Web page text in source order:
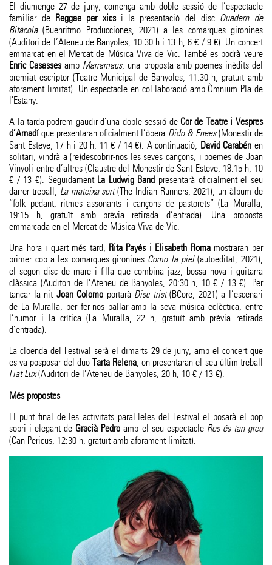
El diumenge 27 de juny, comença amb doble sessió de l’espectacle
familiar de Reggae per xicsi la presentació del disc Quadern de
Bitàcola(Buenritmo Producciones, 2021) a les comarques gironines
(Auditori de l’Ateneu de Banyoles, 10:30 h i 13 h, 6 € / 9 €). Un concert
emmarcat en el Mercat de Música Viva de Vic. També es podrà veure
Enric Casassesamb Marramaus, una proposta amb poemes inèdits del
premiat escriptor (Teatre Municipal de Banyoles, 11:30 h, gratuït amb
aforament limitat). Un espectacle en col·laboració amb Òmnium Pla de
l'Estany.
A la tarda podrem gaudir d’una doble sessió de Cor de Teatre i Vespres
d’Arnadíque presentaran oficialment l’òpera Dido & Enees(Monestir de
Sant Esteve, 17 h i 20 h, 11 € / 14 €). A continuació, David Carabén en
solitari, vindrà a (re)descobrir-nos les seves cançons, i poemes de Joan
Vinyoli entre d’altres (Claustre del Monestir de Sant Esteve, 18:15 h, 10
€ / 13 €). Seguidament La Ludwig Band presentarà oficialment el seu
darrer treball, La mateixa sort(The Indian Runners, 2021), un àlbum de
“folk pedant, ritmes assonants i cançons de pastorets” (La Muralla,
19:15 h, gratuït amb prèvia retirada d’entrada). Una proposta
emmarcada en el Mercat de Música Viva de Vic.
Una hora i quart més tard, Rita Payés i Elisabeth Romamostraran per
primer cop a les comarques gironines Como la piel(autoeditat, 2021),
el segon disc de mare i filla que combina jazz, bossa nova i guitarra
clàssica (Auditori de l’Ateneu de Banyoles, 20:30 h, 10 € / 13 €). Per
tancar la nit Joan Colomo portarà Disc trist(BCore, 2021) a l’escenari
de La Muralla, per fer-nos ballar amb la seva música eclèctica, entre
l’humor i la crítica (La Muralla, 22 h, gratuït amb prèvia retirada
d’entrada).
La cloenda del Festival serà el dimarts 29 de juny, amb el concert que
es va posposar del duo Tarta Relena, on presentaran el seu últim treball
Fiat Lux(Auditori de l’Ateneu de Banyoles, 20 h, 10 € / 13 €).
Més propostes
El punt final de les activitats paral·leles del Festival el posarà el pop
sobri i elegant de Gracià Pedro amb el seu espectacle Res és tan greu
(Can Pericus, 12:30 h, gratuït amb aforament limitat).